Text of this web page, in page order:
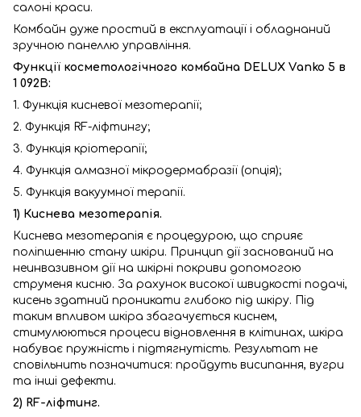
салоні краси.
Комбайн дуже простий в експлуатації і обладнаний
зручною панеллю управління.
Функції косметологічного комбайна DELUX Vаnko 5 в
1 092B:
1. Функція кисневої мезотерапії;
2. Функція RF-ліфтингу;
3. Функція кріотерапії;
4. Функція алмазної мікродермабразії (опція);
5. Функція вакуумної терапії.
1) Киснева мезотерапія.
Киснева мезотерапія є процедурою, що сприяє
поліпшенню стану шкіри. Принцип дії заснований на
неинвазивном дії на шкірні покриви допомогою
струменя кисню. За рахунок високої швидкості подачі,
кисень здатний проникати глибоко під шкіру. Під
таким впливом шкіра збагачується киснем,
стимулюються процеси відновлення в клітинах, шкіра
набуває пружність і підтягнутість. Результат не
сповільнить позначитися: пройдуть висипання, вугри
та інші дефекти.
2) RF-ліфтинг.